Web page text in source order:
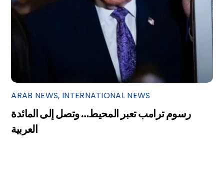
ARAB NEWS, INTERNATIONAL NEWS
رسوم ترامب تعبر المحيط… وتصل إلى المائدة
العربية